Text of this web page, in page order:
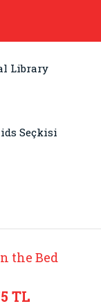
Library
Seçkisi
the Bed
TL